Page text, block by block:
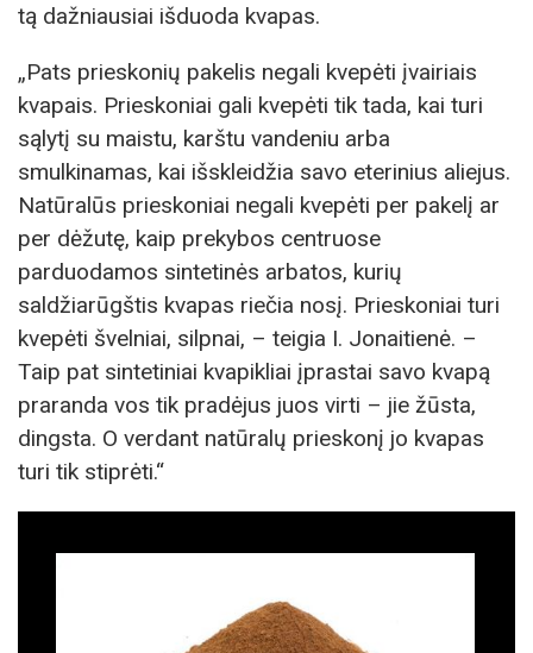
tą dažniausiai išduoda kvapas.
„Pats prieskonių pakelis negali kvepėti įvairiais
kvapais. Prieskoniai gali kvepėti tik tada, kai turi
sąlytį su maistu, karštu vandeniu arba
smulkinamas, kai išskleidžia savo eterinius aliejus.
Natūralūs prieskoniai negali kvepėti per pakelį ar
per dėžutę, kaip prekybos centruose
parduodamos sintetinės arbatos, kurių
saldžiarūgštis kvapas riečia nosį. Prieskoniai turi
kvepėti švelniai, silpnai, – teigia I. Jonaitienė. –
Taip pat sintetiniai kvapikliai įprastai savo kvapą
praranda vos tik pradėjus juos virti – jie žūsta,
dingsta. O verdant natūralų prieskonį jo kvapas
turi tik stiprėti.“